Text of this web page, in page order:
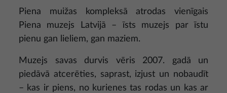
Piena muižas kompleksā atrodas vienīgais
Piena muzejs Latvijā – īsts muzejs par īstu
pienu gan lieliem, gan maziem.
Muzejs savas durvis vēris 2007. gadā un
piedāvā atcerēties, saprast, izjust un nobaudīt
– kas ir piens, no kurienes tas rodas un kas ar